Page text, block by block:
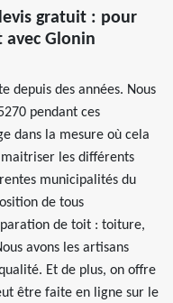
gratuit : pour
Glonin
depuis des années. Nous
pendant ces
dans la mesure où cela
les différents
municipalités du
de tous
de toit : toiture,
avons les artisans
Et de plus, on offre
être faite en ligne sur le